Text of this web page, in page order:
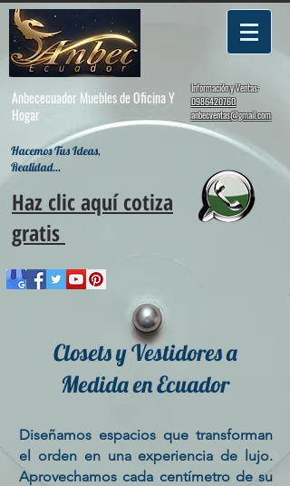
Anbececuador Muebles de Oficina Y
Hogar
Hacemos Tus Ideas,
Realidad...
Haz clic aquí cotiza
gratis
Información y Ventas:
0986420760
anbecventas@gmail.com
Closets y Vestidores a
Medida en Ecuador
Diseñamos espacios que transforman
el orden en una experiencia de lujo.
Aprovechamos cada centímetro de su